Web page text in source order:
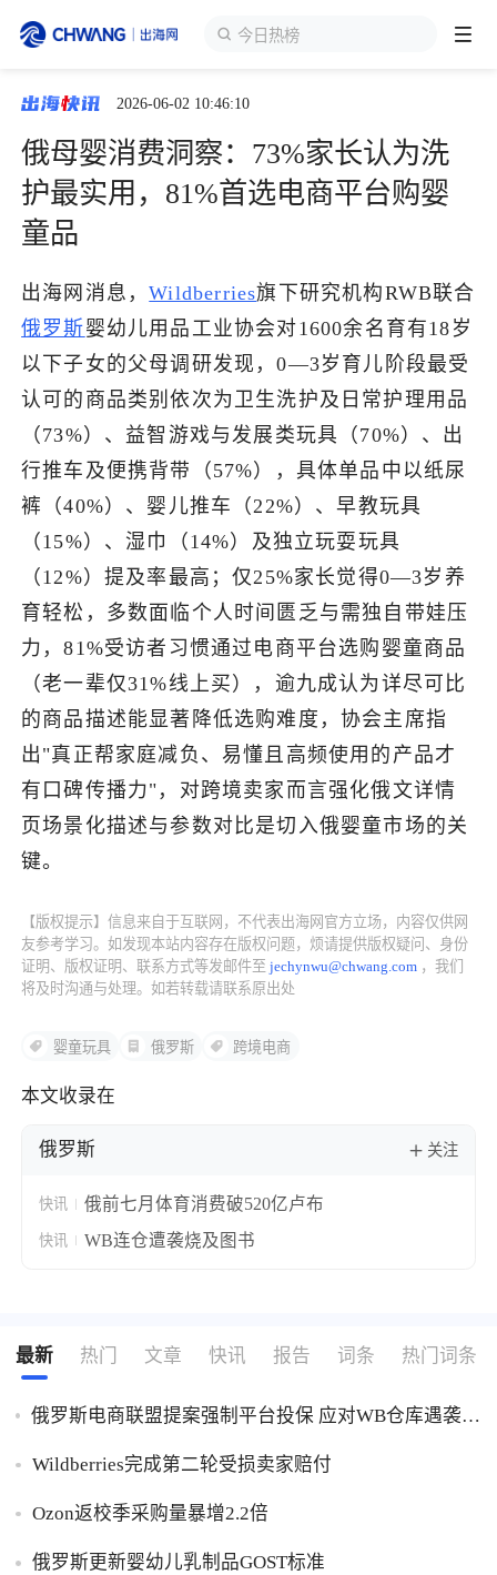
今日热榜
跨境展会
出海服务
出海资讯
跨境报告
出海导航
出海交流群
了解出海网
2026-06-02 10:46:10
俄母婴消费洞察：73%家长认为洗
护最实用，81%首选电商平台购婴
童品
出海网消息，Wildberries旗下研究机构RWB联合
俄罗斯婴幼儿用品工业协会对1600余名育有18岁
以下子女的父母调研发现，0—3岁育儿阶段最受
认可的商品类别依次为卫生洗护及日常护理用品
（73%）、益智游戏与发展类玩具（70%）、出
行推车及便携背带（57%），具体单品中以纸尿
裤（40%）、婴儿推车（22%）、早教玩具
（15%）、湿巾（14%）及独立玩耍玩具
（12%）提及率最高；仅25%家长觉得0—3岁养
育轻松，多数面临个人时间匮乏与需独自带娃压
力，81%受访者习惯通过电商平台选购婴童商品
（老一辈仅31%线上买），逾九成认为详尽可比
的商品描述能显著降低选购难度，协会主席指
出"真正帮家庭减负、易懂且高频使用的产品才
有口碑传播力"，对跨境卖家而言强化俄文详情
页场景化描述与参数对比是切入俄婴童市场的关
键。
【版权提示】信息来自于互联网，不代表出海网官方立场，内容仅供网
友参考学习。如发现本站内容存在版权问题，烦请提供版权疑问、身份
证明、版权证明、联系方式等发邮件至jechynwu@chwang.com ，我们
将及时沟通与处理。如若转载请联系原出处
婴童玩具 俄罗斯 跨境电商
本文收录在
俄罗斯 关注
快讯 俄前七月体育消费破520亿卢布
快讯 WB连仓遭袭烧及图书
最新 热门 文章 快讯 报告 词条 热门词条
俄罗斯电商联盟提案强制平台投保 应对WB仓库遇袭卖
Wildberries完成第二轮受损卖家赔付
Ozon返校季采购量暴增2.2倍
俄罗斯更新婴幼儿乳制品GOST标准